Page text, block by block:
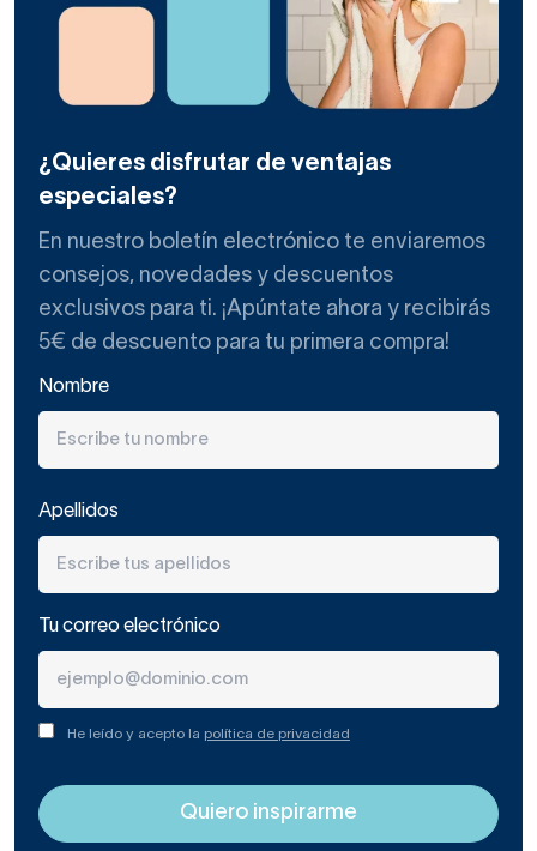
¿Quieres disfrutar de ventajas
especiales?
En nuestro boletín electrónico te enviaremos
consejos, novedades y descuentos
exclusivos para ti. ¡Apúntate ahora y recibirás
5€ de descuento para tu primera compra!
Nombre
Apellidos
Tu correo electrónico
He leído y acepto la política de privacidad